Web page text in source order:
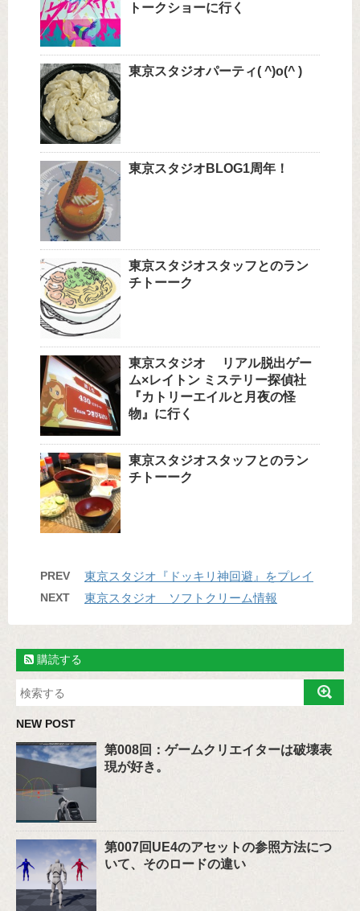
トークショーに行く
東京スタジオパーティ( ^)o(^ )
東京スタジオBLOG1周年！
東京スタジオスタッフとのラン
チトーーク
東京スタジオ リアル脱出ゲー
ム×レイトン ミステリー探偵社
『カトリーエイルと月夜の怪
物』に行く
東京スタジオスタッフとのラン
チトーーク
PREV 東京スタジオ『ドッキリ神回避』をプレイ
NEXT 東京スタジオ ソフトクリーム情報
購読する
NEW POST
第008回：ゲームクリエイターは破壊表
現が好き。
第007回UE4のアセットの参照方法につ
いて、そのロードの違い